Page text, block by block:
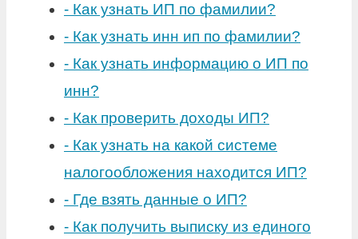
- Как узнать ИП по фамилии?
- Как узнать инн ип по фамилии?
- Как узнать информацию о ИП по
инн?
- Как проверить доходы ИП?
- Как узнать на какой системе
налогообложения находится ИП?
- Где взять данные о ИП?
- Как получить выписку из единого